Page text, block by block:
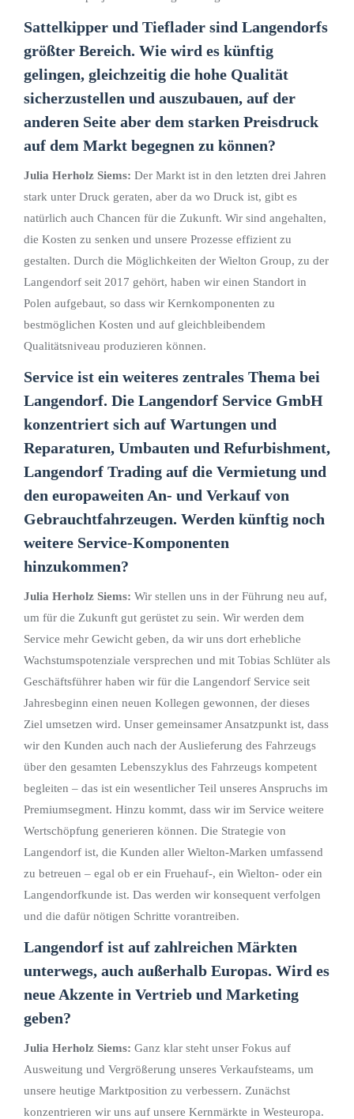
Sattelkipper und Tieflader sind Langendorfs
größter Bereich. Wie wird es künftig
gelingen, gleichzeitig die hohe Qualität
sicherzustellen und auszubauen, auf der
anderen Seite aber dem starken Preisdruck
auf dem Markt begegnen zu können?
Julia Herholz Siems: Der Markt ist in den letzten drei Jahren
stark unter Druck geraten, aber da wo Druck ist, gibt es
natürlich auch Chancen für die Zukunft. Wir sind angehalten,
die Kosten zu senken und unsere Prozesse effizient zu
gestalten. Durch die Möglichkeiten der Wielton Group, zu der
Langendorf seit 2017 gehört, haben wir einen Standort in
Polen aufgebaut, so dass wir Kernkomponenten zu
bestmöglichen Kosten und auf gleichbleibendem
Qualitätsniveau produzieren können.
Service ist ein weiteres zentrales Thema bei
Langendorf. Die Langendorf Service GmbH
konzentriert sich auf Wartungen und
Reparaturen, Umbauten und Refurbishment,
Langendorf Trading auf die Vermietung und
den europaweiten An- und Verkauf von
Gebrauchtfahrzeugen. Werden künftig noch
weitere Service-Komponenten
hinzukommen?
Julia Herholz Siems: Wir stellen uns in der Führung neu auf,
um für die Zukunft gut gerüstet zu sein. Wir werden dem
Service mehr Gewicht geben, da wir uns dort erhebliche
Wachstumspotenziale versprechen und mit Tobias Schlüter als
Geschäftsführer haben wir für die Langendorf Service seit
Jahresbeginn einen neuen Kollegen gewonnen, der dieses
Ziel umsetzen wird. Unser gemeinsamer Ansatzpunkt ist, dass
wir den Kunden auch nach der Auslieferung des Fahrzeugs
über den gesamten Lebenszyklus des Fahrzeugs kompetent
begleiten – das ist ein wesentlicher Teil unseres Anspruchs im
Premiumsegment. Hinzu kommt, dass wir im Service weitere
Wertschöpfung generieren können. Die Strategie von
Langendorf ist, die Kunden aller Wielton-Marken umfassend
zu betreuen – egal ob er ein Fruehauf-, ein Wielton- oder ein
Langendorfkunde ist. Das werden wir konsequent verfolgen
und die dafür nötigen Schritte vorantreiben.
Langendorf ist auf zahlreichen Märkten
unterwegs, auch außerhalb Europas. Wird es
neue Akzente in Vertrieb und Marketing
geben?
Julia Herholz Siems: Ganz klar steht unser Fokus auf
Ausweitung und Vergrößerung unseres Verkaufsteams, um
unsere heutige Marktposition zu verbessern. Zunächst
konzentrieren wir uns auf unsere Kernmärkte in Westeuropa.